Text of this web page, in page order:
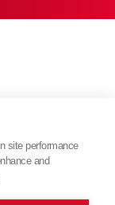
site performance
and